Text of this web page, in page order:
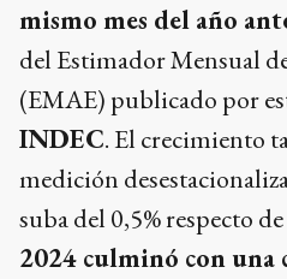
mismo mes del año
del Estimador Mensual
(EMAE) publicado por
INDEC. El crecimiento
medición
suba del 0,5% respecto
2024 culminó con una